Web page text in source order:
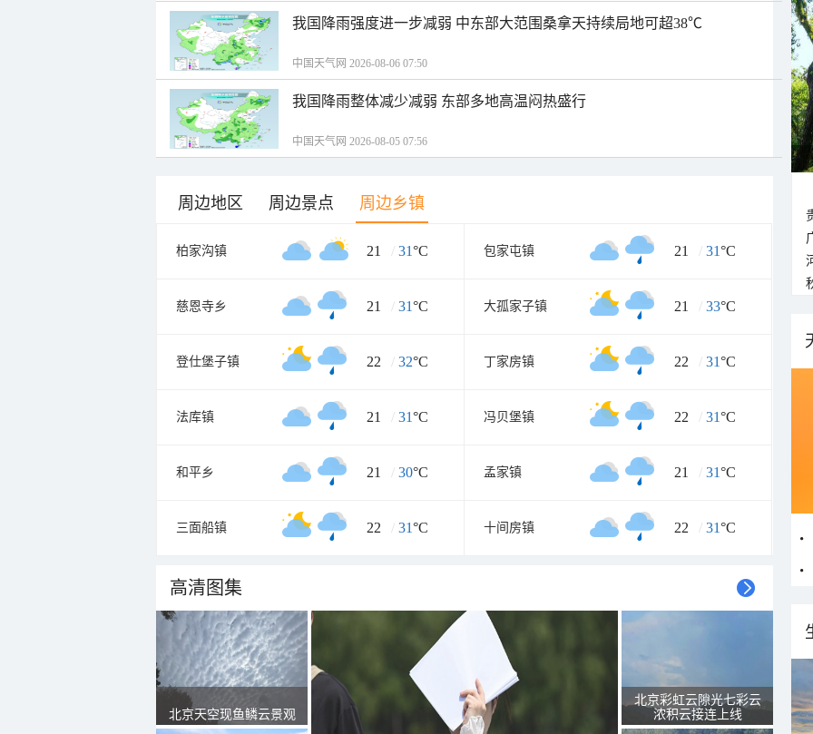
我国降雨强度进一步减弱 中东部大范围桑拿天持续局地可超38℃
中国天气网 2026-08-06 07:50
我国降雨整体减少减弱 东部多地高温闷热盛行
中国天气网 2026-08-05 07:56
周边地区 周边景点 周边乡镇
柏家沟镇 21 / 31°C 包家屯镇 21 / 31°C
慈恩寺乡 21 / 31°C 大孤家子镇 21 / 33°C
登仕堡子镇 22 / 32°C 丁家房镇 22 / 31°C
法库镇 21 / 31°C 冯贝堡镇 22 / 31°C
和平乡 21 / 30°C 孟家镇 21 / 31°C
三面船镇 22 / 31°C 十间房镇 22 / 31°C
高清图集
北京天空现鱼鳞云景观
北京彩虹云隙光七彩云
浓积云接连上线